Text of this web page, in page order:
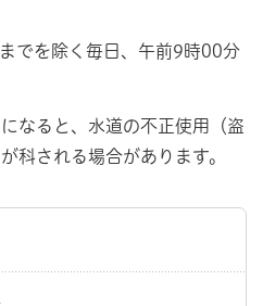
でを除く毎日、午前9時00分
なると、水道の不正使用（盗
科される場合があります。